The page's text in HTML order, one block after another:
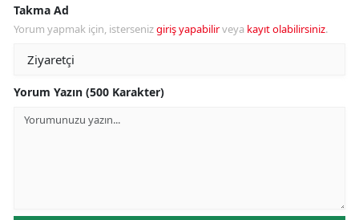
Takma Ad
Yorum yapmak için, istersenizgiriş yapabilirveya kayıt olabilirsiniz.
Yorum Yazın (500 Karakter)